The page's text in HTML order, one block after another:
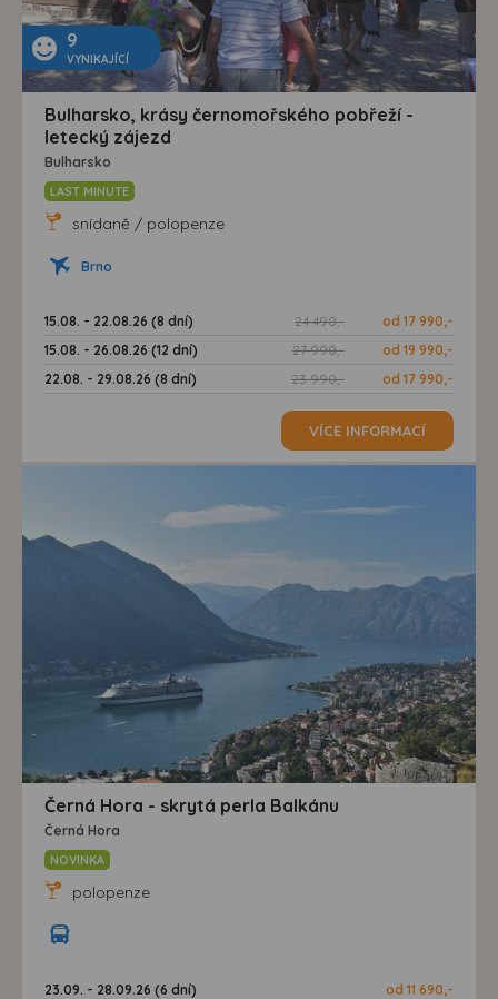
9
VYNIKAJÍCÍ
Bulharsko, krásy černomořského pobřeží -
letecký zájezd
Bulharsko
LAST MINUTE
snídaně / polopenze
Brno
15.08. - 22.08.26 (8 dní) 24 490,-
od 17 990,-
15.08. - 26.08.26 (12 dní)
27 990,-
od 19 990,-
22.08. - 29.08.26 (8 dní)
23 990,- od 17 990,-
VÍCE INFORMACÍ
Černá Hora - skrytá perla Balkánu
Černá Hora
NOVINKA
polopenze
23.09. - 28.09.26 (6 dní) od 11 690,-